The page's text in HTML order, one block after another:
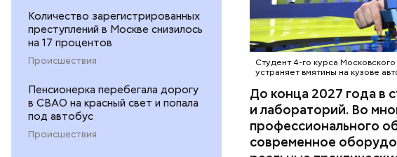
Количество зарегистрированных
преступлений в Москве снизилось
на 17 процентов
Происшествия
Пенсионерка перебегала дорогу
в СВАО на красный свет и попала
под автобус
Происшествия
Студент 4-го курса
устраняет вмятины на кузове
До конца 2027 года в
и лабораторий. Во
профессионального
современное
инфраструктуру
новых, где будут
Во время экскурсии
Бочарова с большим
инфраструктуру на
для съемок фильма по
богом». Территория
фантастический
детализированно. До
думала о том, чтобы
кино и все, что с ним